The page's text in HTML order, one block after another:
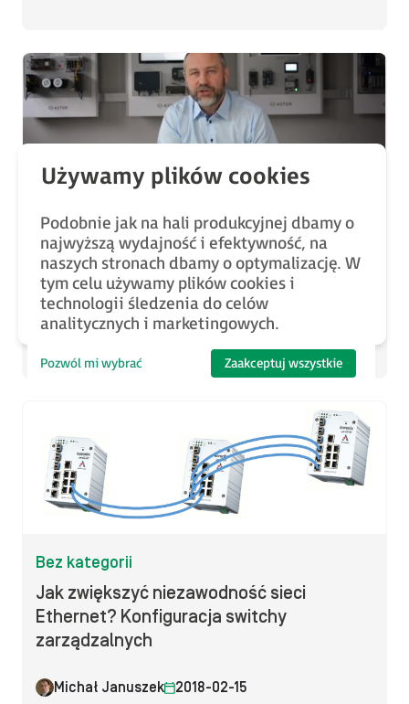
Bez kategorii
Szybki start – Switche PoE (film)
Bez kategorii
Jak zwiększyć niezawodność sieci
Ethernet? Konfiguracja switchy
zarządzalnych
Michał Januszek 2018-02-15
Podobnie jak na hali produkcyjnej dbamy o
najwyższą wydajność i efektywność, na
naszych stronach dbamy o optymalizację. W
tym celu używamy plików cookies i
technologii śledzenia do celów
analitycznych i marketingowych.
Pozwól mi wybrać Zaakceptuj wszystkie